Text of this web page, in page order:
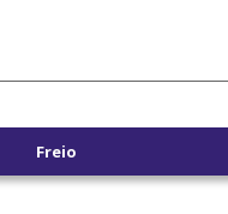
Freio